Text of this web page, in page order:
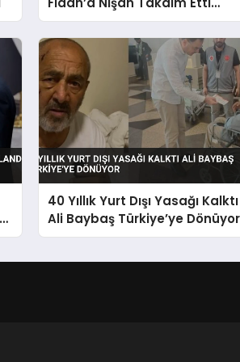
Türkiye’ye Barış Teşekkürü
40 Yıllık Yurt Dışı Yasağı Kalktı
Ali Baybaş Türkiye’ye Dönüyor